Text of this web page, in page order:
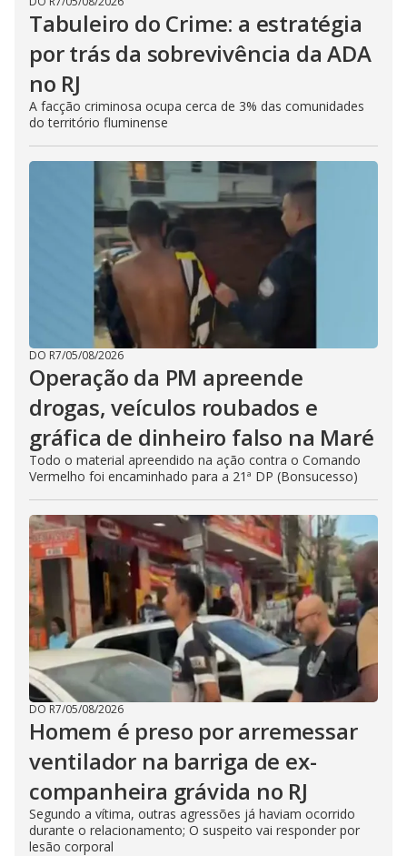
Tabuleiro do Crime: a estratégia
por trás da sobrevivência da ADA
no RJ
A facção criminosa ocupa cerca de 3% das comunidades
do território fluminense
DO R7/05/08/2026
Operação da PM apreende
drogas, veículos roubados e
gráfica de dinheiro falso na Maré
Todo o material apreendido na ação contra o Comando
Vermelho foi encaminhado para a 21ª DP (Bonsucesso)
DO R7/05/08/2026
Homem é preso por arremessar
ventilador na barriga de ex-
companheira grávida no RJ
Segundo a vítima, outras agressões já haviam ocorrido
durante o relacionamento; O suspeito vai responder por
lesão corporal